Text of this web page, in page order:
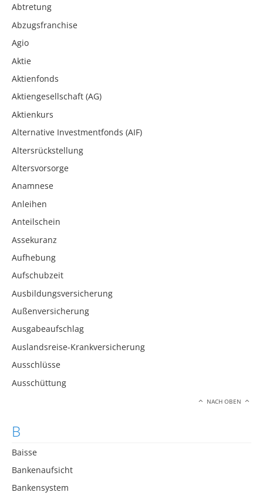
Abtretung
Abzugsfranchise
Agio
Aktie
Aktienfonds
Aktiengesellschaft (AG)
Aktienkurs
Alternative Investmentfonds (AIF)
Altersrückstellung
Altersvorsorge
Anamnese
Anleihen
Anteilschein
Assekuranz
Aufhebung
Aufschubzeit
Ausbildungsversicherung
Außenversicherung
Ausgabeaufschlag
Auslandsreise-Krankversicherung
Ausschlüsse
Ausschüttung
NACH OBEN
B
Baisse
Bankenaufsicht
Bankensystem